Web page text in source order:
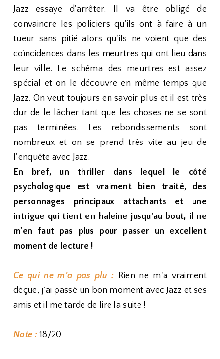
Jazz essaye d'arrêter. Il va être obligé de
convaincre les policiers qu'ils ont à faire à un
tueur sans pitié alors qu'ils ne voient que des
coïncidences dans les meurtres qui ont lieu dans
leur ville. Le schéma des meurtres est assez
spécial et on le découvre en même temps que
Jazz. On veut toujours en savoir plus et il est très
dur de le lâcher tant que les choses ne se sont
pas terminées. Les rebondissements sont
nombreux et on se prend très vite au jeu de
l'enquête avec Jazz.
En bref, un thriller dans lequel le côté
psychologique est vraiment bien traité, des
personnages principaux attachants et une
intrigue qui tient en haleine jusqu'au bout, il ne
m'en faut pas plus pour passer un excellent
moment de lecture !
Ce qui ne m'a pas plu : Rien ne m'a vraiment
déçue, j'ai passé un bon moment avec Jazz et ses
amis et il me tarde de lire la suite !
Note :18/20